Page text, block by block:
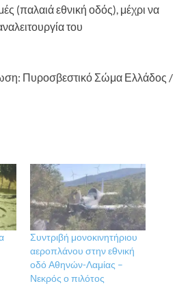
(παλαιά εθνική οδός), μέχρι να
του
Πυροσβεστικό Σώμα Ελλάδος /
Συντριβή μονοκινητήριου
αεροπλάνου στην εθνική
οδό Αθηνών-Λαμίας –
Νεκρός ο πιλότος